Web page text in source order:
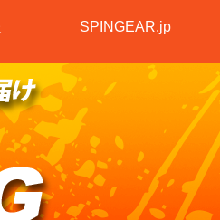
SPINGEAR.jp